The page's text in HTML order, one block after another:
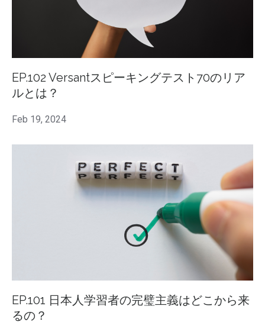
EP.102 Versantスピーキングテスト70のリア
ルとは？
Feb 19, 2024
EP.101 日本人学習者の完璧主義はどこから来
るの？